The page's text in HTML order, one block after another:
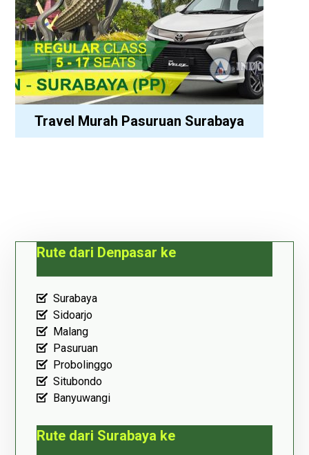
Travel Murah Pasuruan Surabaya
Rute dari Denpasar ke
Surabaya
Sidoarjo
Malang
Pasuruan
Probolinggo
Situbondo
Banyuwangi
Rute dari Surabaya ke